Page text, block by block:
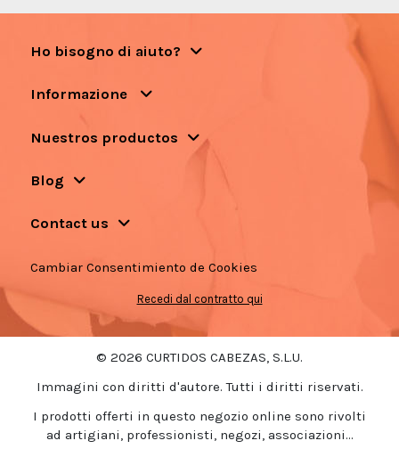
Ho bisogno di aiuto?
Informazione
Nuestros productos
Blog
Contact us
Cambiar Consentimiento de Cookies
Recedi dal contratto qui
© 2026 CURTIDOS CABEZAS, S.L.U.
Immagini con diritti d'autore. Tutti i diritti riservati.
I prodotti offerti in questo negozio online sono rivolti
ad artigiani, professionisti, negozi, associazioni...